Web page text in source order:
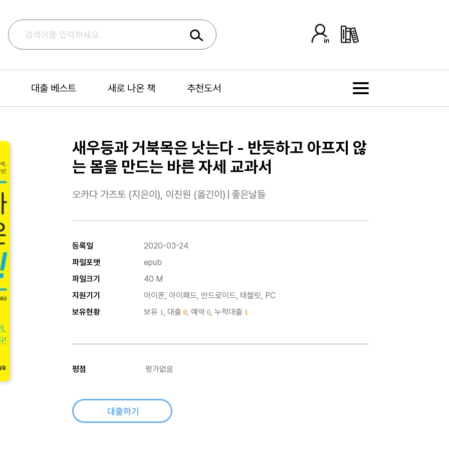
대출 베스트 새로 나온 책 추천도서
새우등과 거북목은 낫는다 - 반듯하고 아프지 않
는 몸을 만드는 바른 자세 교과서
오카다 가즈토 (지은이), 이진원 (옮긴이) 좋은날들
등록일
2020-03-24
파일포맷
epub
파일크기
40 M
지원기기
아이폰, 아이패드, 안드로이드, 태블릿, PC
보유현황
보유 1, 대출 0, 예약 0, 누적대출 1
평점 평가없음
대출하기